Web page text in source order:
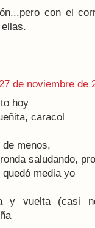
con el
de noviembre de
hoy
caracol
menos,
saludando,
media yo
y vuelta (casi